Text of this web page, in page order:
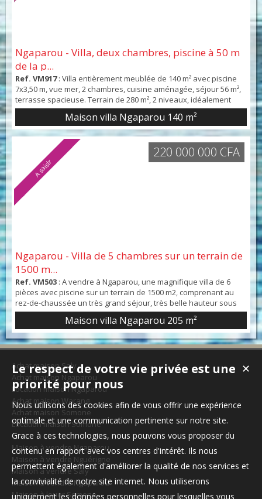
Ngaparou - Villa, deux chambres, piscine à 50 m
de la p...
Ref. VM917: Villa entièrement meublée de 140 m² avec piscine
7x3,50 m, vue mer, 2 chambres, cuisine aménagée, séjour 56 m²,
terrasse spacieuse. Terrain de 280 m², 2 niveaux, idéalement
située près des commodités. Contactez Varlet Immobilier
Maison villa Ngaparou 140 m²
A saisir
Ngaparou - Villa de 5 chambres sur un terrain de
1500 m...
Ref. VM503 : A vendre à Ngaparou, une magnifique villa de 6
pièces avec piscine sur un terrain de 1500 m2, comprenant au
rez-de-chaussée un très grand séjour, très belle hauteur sous
plafond, une cuisine américaine aménagée et équipée avec
possibilité de fermer la cuisine grâce une baie vitrée à
galandage, une chambre avec sa salle d'eau et son WC, deux
chambres avec une salle d'eau commune et un WC ...
Maison villa Ngaparou 205 m²
220 000 000 CFA
Achat maison Saly
Achat maison Ngaparou
Location maison Ngaparou
Achat maison Warang
Achat maison Somone
Location maison Somone
Maison à vendre Ngaparou
Maison à vendre Nguérigne
Maison à vendre Saly
Maison à vendre Ngaparou
Maison à louer Somone
✕
Le respect de votre vie privée est une
priorité pour nous
Nous utilisons des cookies afin de vous offrir une expérience
optimale et une communication pertinente sur notre site.
Grace à ces technologies, nous pouvons vous proposer du
contenu en rapport avec vos centres d'intérêt. Ils nous
permettent également d'améliorer la qualité de nos services et
la convivialité de notre site internet. Nous utiliserons
uniquement les données personnelles pour lesquelles vous